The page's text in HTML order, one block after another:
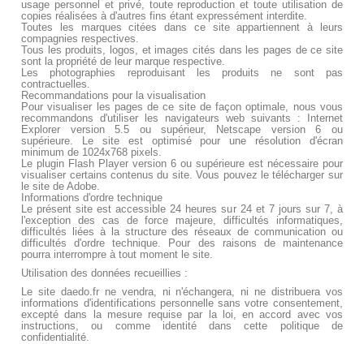
usage personnel et privé, toute reproduction et toute utilisation de
copies réalisées à d'autres fins étant expressément interdite.
Toutes les marques citées dans ce site appartiennent à leurs
compagnies respectives.
Tous les produits, logos, et images cités dans les pages de ce site
sont la propriété de leur marque respective.
Les photographies reproduisant les produits ne sont pas
contractuelles.
Recommandations pour la visualisation
Pour visualiser les pages de ce site de façon optimale, nous vous
recommandons d'utiliser les navigateurs web suivants : Internet
Explorer version 5.5 ou supérieur, Netscape version 6 ou
supérieure. Le site est optimisé pour une résolution d'écran
minimum de 1024x768 pixels.
Le plugin Flash Player version 6 ou supérieure est nécessaire pour
visualiser certains contenus du site. Vous pouvez le télécharger sur
le site de Adobe.
Informations d'ordre technique
Le présent site est accessible 24 heures sur 24 et 7 jours sur 7, à
l'exception des cas de force majeure, difficultés informatiques,
difficultés liées à la structure des réseaux de communication ou
difficultés d'ordre technique. Pour des raisons de maintenance
pourra interrompre à tout moment le site.
Utilisation des données recueillies :
Le site daedo.fr ne vendra, ni n'échangera, ni ne distribuera vos
informations d'identifications personnelle sans votre consentement,
excepté dans la mesure requise par la loi, en accord avec vos
instructions, ou comme identité dans cette politique de
confidentialité.